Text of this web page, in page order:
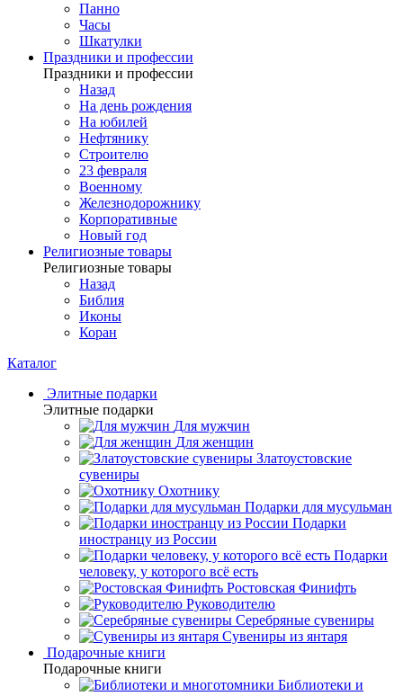
Панно
Часы
Шкатулки
Праздники и профессии
Праздники и профессии
Назад
На день рождения
На юбилей
Нефтянику
Строителю
23 февраля
Военному
Железнодорожнику
Корпоративные
Новый год
Религиозные товары
Религиозные товары
Назад
Библия
Иконы
Коран
Каталог
Элитные подарки
Элитные подарки
Для мужчин
Для женщин
Златоустовские
сувениры
Охотнику
Подарки для мусульман
Подарки
иностранцу из России
Подарки
человеку, у которого всё есть
Ростовская Финифть
Руководителю
Серебряные сувениры
Сувениры из янтаря
Подарочные книги
Подарочные книги
Библиотеки и